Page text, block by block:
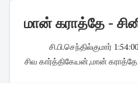
மான் கராத்தே -
சி.பி.செந்தில்குமார்·
சிவ கார்த்திகேயன்,மான் கராத்தே